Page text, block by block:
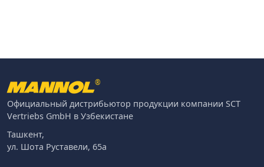
®
Официальный дистрибьютор продукции компании SCT
Vertriebs GmbH в Узбекистане
Ташкент,
ул. Шота Руставели, 65а